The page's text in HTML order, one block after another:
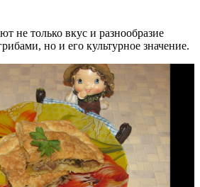
не только вкус и разнообразие
но и его культурное значение.